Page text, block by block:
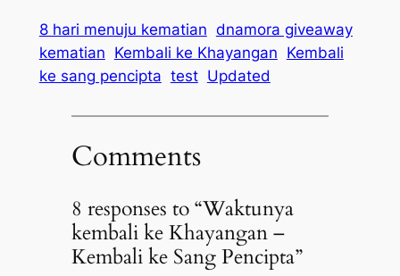
8 hari menuju kematian dnamora giveaway
kematian Kembali ke Khayangan Kembali
ke sang pencipta test Updated
Comments
8 responses to “Waktunya
kembali ke Khayangan –
Kembali ke Sang Pencipta”